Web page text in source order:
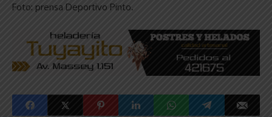
Foto: prensa Deportivo Pinto.